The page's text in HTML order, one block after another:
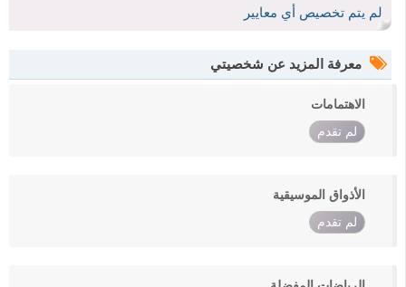
لم يتم تخصيص أي معايير
معرفة المزيد عن شخصيتي
الاهتمامات
لم تقدم
الأذواق الموسيقية
لم تقدم